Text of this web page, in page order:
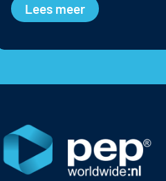
Lees meer